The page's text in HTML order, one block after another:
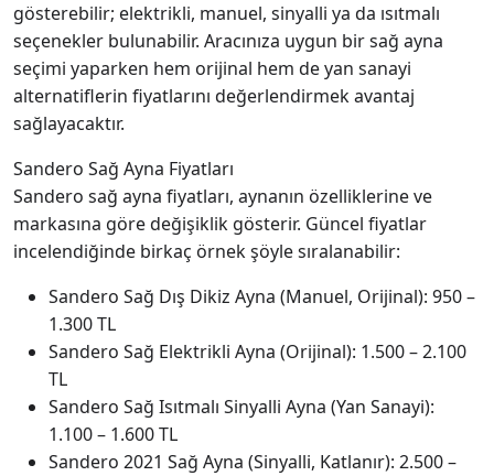
gösterebilir; elektrikli, manuel, sinyalli ya da ısıtmalı
seçenekler bulunabilir. Aracınıza uygun bir sağ ayna
seçimi yaparken hem orijinal hem de yan sanayi
alternatiflerin fiyatlarını değerlendirmek avantaj
sağlayacaktır.
Sandero Sağ Ayna Fiyatları
Sandero sağ ayna fiyatları, aynanın özelliklerine ve
markasına göre değişiklik gösterir. Güncel fiyatlar
incelendiğinde birkaç örnek şöyle sıralanabilir:
Sandero Sağ Dış Dikiz Ayna (Manuel, Orijinal): 950 –
1.300 TL
Sandero Sağ Elektrikli Ayna (Orijinal): 1.500 – 2.100
TL
Sandero Sağ Isıtmalı Sinyalli Ayna (Yan Sanayi):
1.100 – 1.600 TL
Sandero 2021 Sağ Ayna (Sinyalli, Katlanır): 2.500 –